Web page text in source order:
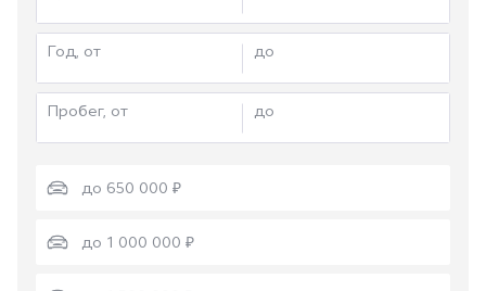
Год, от до
Пробег, от до
до 650 000 ₽
до 1 000 000 ₽